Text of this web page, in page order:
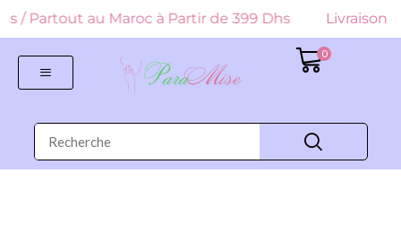
/ Partout au Maroc à Partir de 399 Dhs Livraison
0